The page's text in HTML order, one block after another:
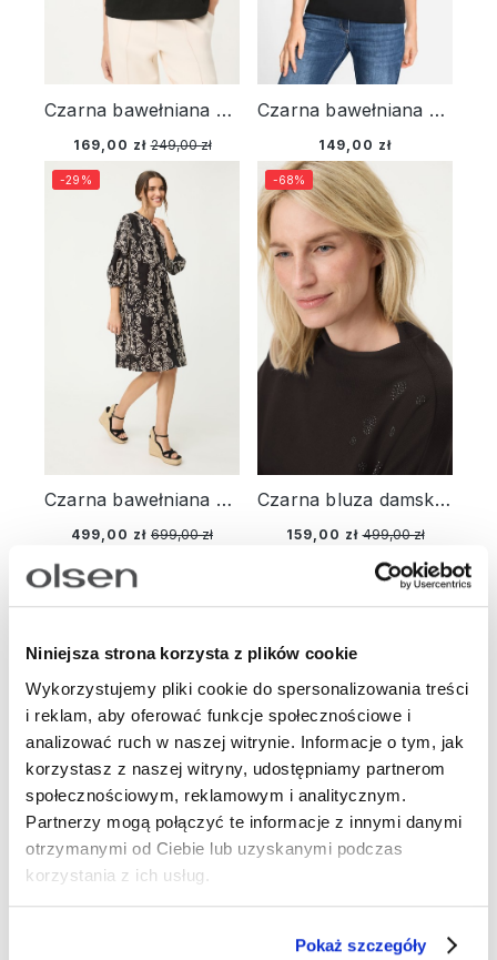
Niniejsza strona korzysta z plików cookie
Wykorzystujemy pliki cookie do spersonalizowania treści
i reklam, aby oferować funkcje społecznościowe i
analizować ruch w naszej witrynie. Informacje o tym, jak
korzystasz z naszej witryny, udostępniamy partnerom
społecznościowym, reklamowym i analitycznym.
Partnerzy mogą połączyć te informacje z innymi danymi
otrzymanymi od Ciebie lub uzyskanymi podczas
korzystania z ich usług.
Pokaż szczegóły
Czarna bawełniana bluzka damska Cosima z dekoltem V – Golden Glow
169,00 zł 249,00 zł
Czarna bawełniana bluzka damska Edda - Basic
149,00 zł
Czarna bawełniana sukienka z haftem – Designer Choice
499,00 zł 699,00 zł
-29%
Czarna bluza damska Cora Jersey z wiskozą z aplikacjami – Liaison en Vogue
159,00 zł 499,00 zł
-68%
-68%